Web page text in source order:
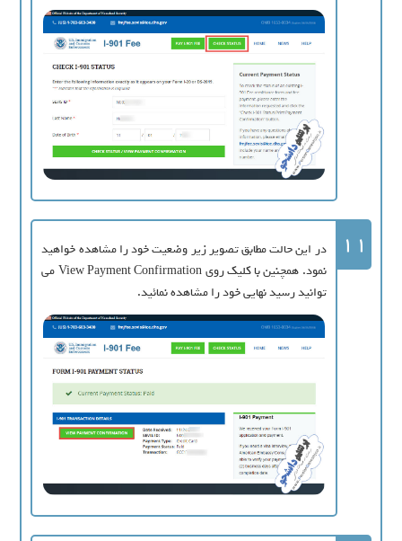
11
در این حالت مطابق تصویر زیر وضعیت خود را مشاهده خواهید
نمود. همچنین با کلیک روی View Payment Confirmation می
توانید رسید نهایی خود را مشاهده نمائید.